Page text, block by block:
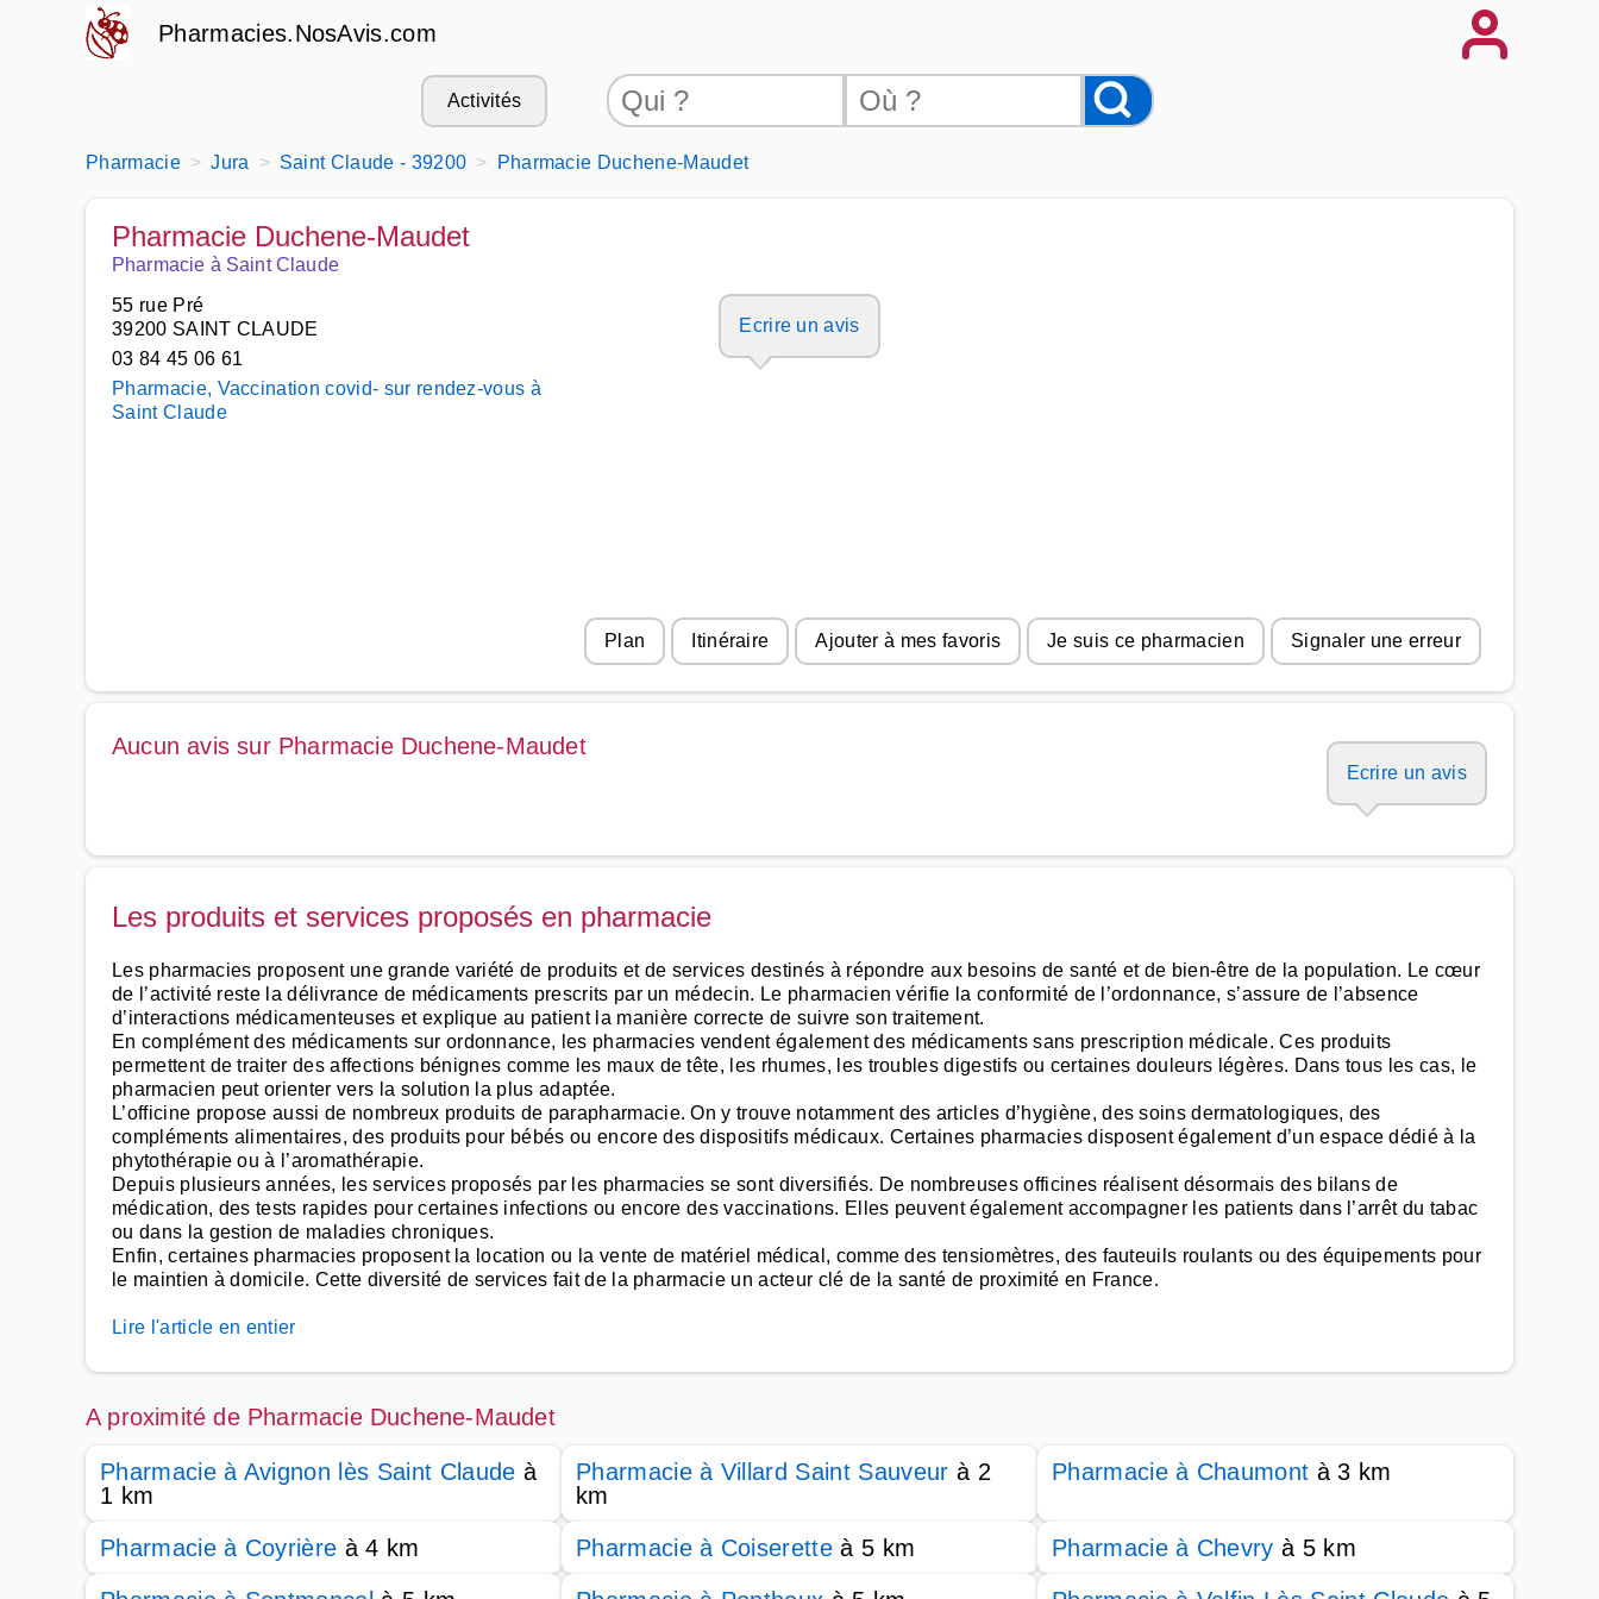
Pharmacies.NosAvis.com
Activités
Pharmacie Jura Saint Claude - 39200 Pharmacie Duchene-Maudet
Pharmacie Duchene-Maudet
Pharmacie à Saint Claude
55 rue Pré
39200 SAINT CLAUDE
03 84 45 06 61
Pharmacie, Vaccination covid- sur rendez-vous à
Saint Claude
Ecrire un avis
Plan Itinéraire Ajouter à mes favoris Je suis ce pharmacien Signaler une erreur
Aucun avis sur Pharmacie Duchene-Maudet
Ecrire un avis
Les produits et services proposés en pharmacie
Les pharmacies proposent une grande variété de produits et de services destinés à répondre aux besoins de santé et de bien-être de la population. Le cœur
de l’activité reste la délivrance de médicaments prescrits par un médecin. Le pharmacien vérifie la conformité de l’ordonnance, s’assure de l’absence
d’interactions médicamenteuses et explique au patient la manière correcte de suivre son traitement.
En complément des médicaments sur ordonnance, les pharmacies vendent également des médicaments sans prescription médicale. Ces produits
permettent de traiter des affections bénignes comme les maux de tête, les rhumes, les troubles digestifs ou certaines douleurs légères. Dans tous les cas, le
pharmacien peut orienter vers la solution la plus adaptée.
L’officine propose aussi de nombreux produits de parapharmacie. On y trouve notamment des articles d’hygiène, des soins dermatologiques, des
compléments alimentaires, des produits pour bébés ou encore des dispositifs médicaux. Certaines pharmacies disposent également d’un espace dédié à la
phytothérapie ou à l’aromathérapie.
Depuis plusieurs années, les services proposés par les pharmacies se sont diversifiés. De nombreuses officines réalisent désormais des bilans de
médication, des tests rapides pour certaines infections ou encore des vaccinations. Elles peuvent également accompagner les patients dans l’arrêt du tabac
ou dans la gestion de maladies chroniques.
Enfin, certaines pharmacies proposent la location ou la vente de matériel médical, comme des tensiomètres, des fauteuils roulants ou des équipements pour
le maintien à domicile. Cette diversité de services fait de la pharmacie un acteur clé de la santé de proximité en France.
Lire l'article en entier
A proximité de Pharmacie Duchene-Maudet
Pharmacie à Avignon lès Saint Claude à
1 km
Pharmacie à Villard Saint Sauveur à 2
km
Pharmacie à Chaumont à 3 km
Pharmacie à Coyrière à 4 km Pharmacie à Coiserette à 5 km Pharmacie à Chevry à 5 km